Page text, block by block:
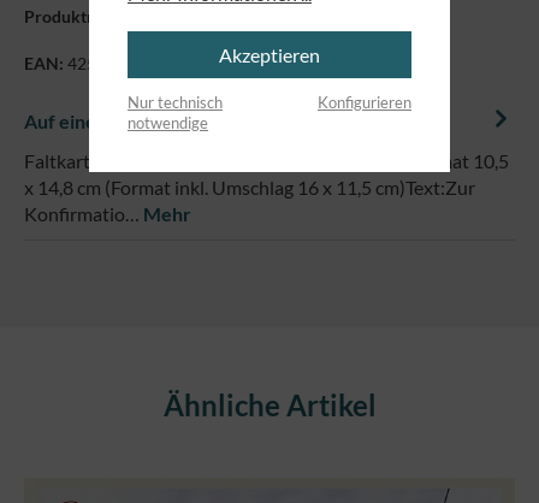
Produktnummer:
EAN: 4250479864894
Auf einem Blick
Faltkarte mit farbigem Umschlag und Hülle, im Format 10,5
x 14,8 cm (Format inkl. Umschlag 16 x 11,5 cm)Text:Zur
Konfirmatio… Mehr
Produktgalerie überspringenÄhnliche Artikel
Akzeptieren
Nur technisch
notwendige
Konfigurieren